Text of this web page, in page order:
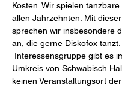
Kosten. Wir spielen
allen Jahrzehnten. Mit
sprechen wir insbesondere
an, die gerne Diskofox
Interessensgruppe gibt es
Umkreis von Schwäbisch
keinen Veranstaltungsort der